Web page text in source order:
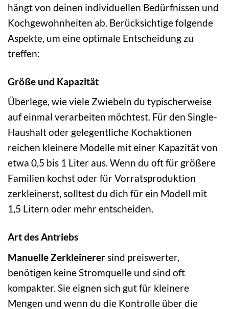
hängt von deinen individuellen Bedürfnissen und
Kochgewohnheiten ab. Berücksichtige folgende
Aspekte, um eine optimale Entscheidung zu
treffen:
Größe und Kapazität
Überlege, wie viele Zwiebeln du typischerweise
auf einmal verarbeiten möchtest. Für den Single-
Haushalt oder gelegentliche Kochaktionen
reichen kleinere Modelle mit einer Kapazität von
etwa 0,5 bis 1 Liter aus. Wenn du oft für größere
Familien kochst oder für Vorratsproduktion
zerkleinerst, solltest du dich für ein Modell mit
1,5 Litern oder mehr entscheiden.
Art des Antriebs
Manuelle Zerkleinerersind preiswerter,
benötigen keine Stromquelle und sind oft
kompakter. Sie eignen sich gut für kleinere
Mengen und wenn du die Kontrolle über die